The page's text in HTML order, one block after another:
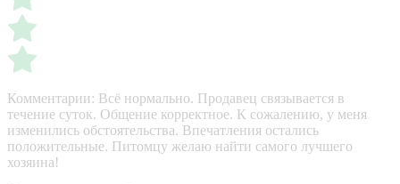
Комментарии: Всё нормально. Продавец связывается в
течение суток. Общение корректное. К сожалению, у меня
изменились обстоятельства. Впечатления остались
положительные. Питомцу желаю найти самого лучшего
хозяина!